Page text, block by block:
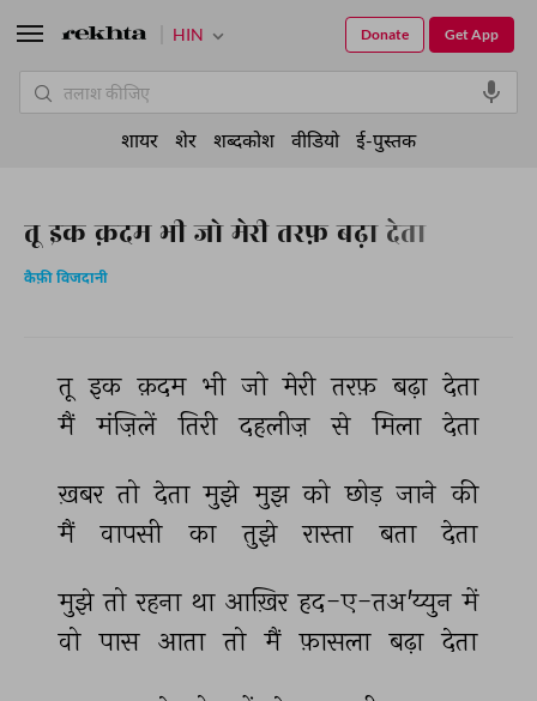
तू इक क़दम भी जो मेरी तरफ़ बढ़ा देता
कैफ़ी विजदानी
तू इक क़दम भी जो मेरी तरफ़ बढ़ा देता
मैं
मंज़िलें तिरी दहलीज़ से मिला देता
ख़बर तो देता मुझे मुझ को छोड़ जाने की
मैं
वापसी का तुझे रास्ता बता देता
मुझे तो रहना था आख़िर हद-ए-तअ'य्युन में
वो पास आता तो मैं फ़ासला बढ़ा देता
HIN Get App
Donate
शायर शेर शब्दकोश वीडियो ई-पुस्तक